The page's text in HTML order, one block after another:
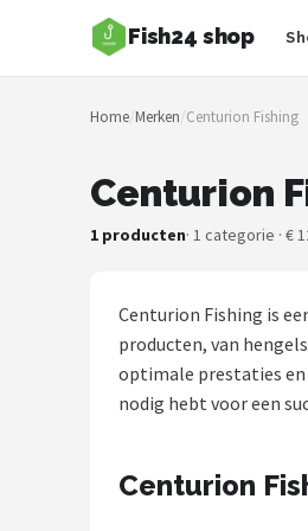
Fish24 shop
Zoeken
NAVIGATIE
Merken
Hengelsoorten
Hengels
Home/Merken/Centurion Fishing
Centurion
1 producten· 1 categorie · €
Centurion Fishing is
producten, van
optimale prestaties en
nodig hebt voor een
Centurion